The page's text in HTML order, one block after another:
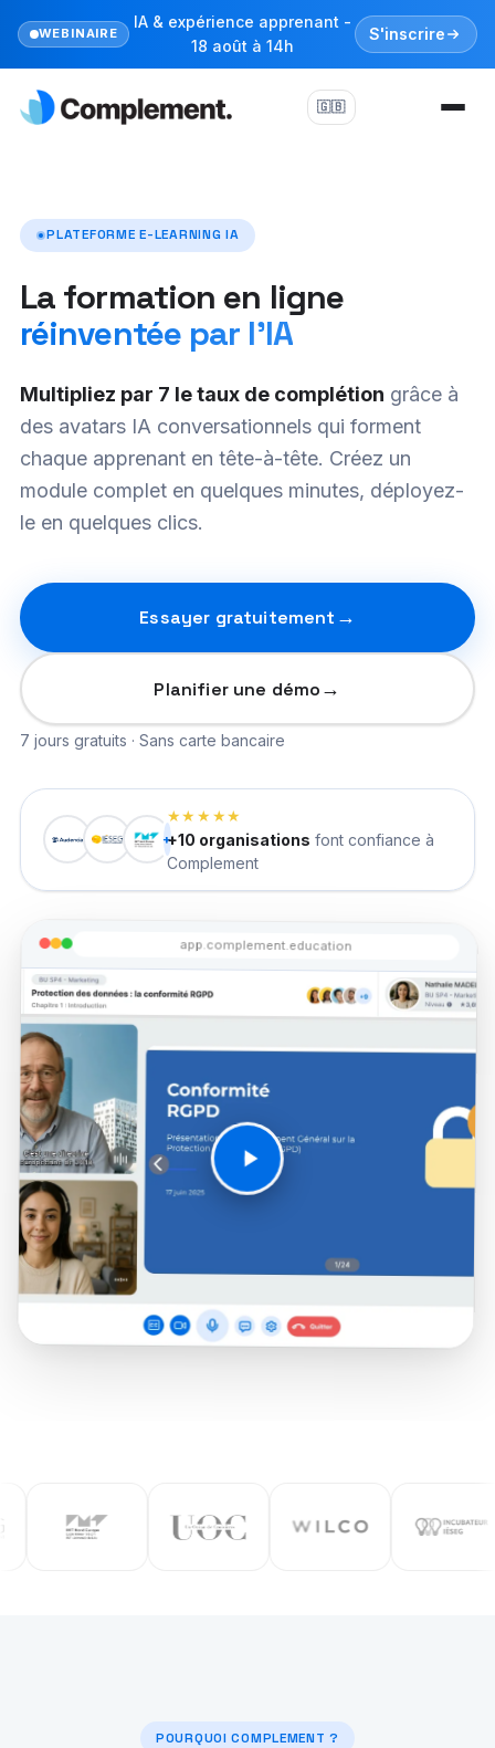
WEBINAIRE
IA & expérience apprenant -
18 août à 14h
S'inscrire
🇬🇧
PLATEFORME E-LEARNING IA
La formation en ligne
réinventée par l'IA
Multipliez par 7 le taux de complétion grâce à
des avatars IA conversationnels qui forment
chaque apprenant en tête-à-tête. Créez un
module complet en quelques minutes, déployez-
le en quelques clics.
Essayer gratuitement
Planifier une démo
7 jours gratuits · Sans carte bancaire
+
★★★★★
+10 organisations font confiance à
Complement
app.complement.education
POURQUOI COMPLEMENT ?